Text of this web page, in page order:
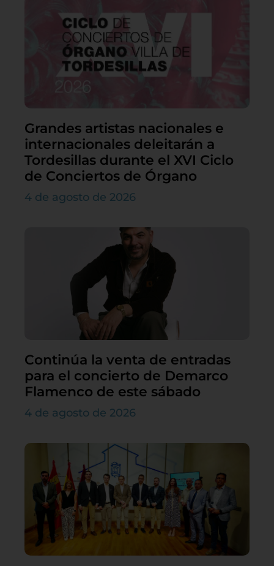
Grandes artistas nacionales e
internacionales deleitarán a
Tordesillas durante el XVI Ciclo
de Conciertos de Órgano
4 de agosto de 2026
Continúa la venta de entradas
para el concierto de Demarco
Flamenco de este sábado
4 de agosto de 2026